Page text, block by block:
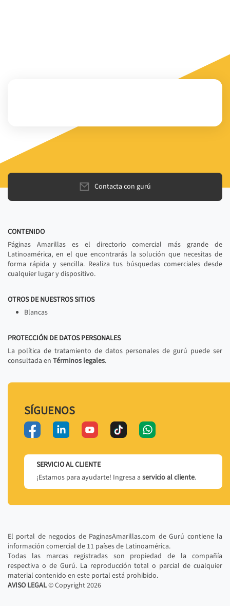
Contacta con gurú
CONTENIDO
Páginas Amarillas es el directorio comercial más grande de
Latinoamérica, en el que encontrarás la solución que necesitas de
forma rápida y sencilla. Realiza tus búsquedas comerciales desde
cualquier lugar y dispositivo.
OTROS DE NUESTROS SITIOS
Blancas
PROTECCIÓN DE DATOS PERSONALES
La política de tratamiento de datos personales de gurú puede ser
consultada en Términos legales.
SÍGUENOS
SERVICIO AL CLIENTE
¡Estamos para ayudarte! Ingresa a servicio al cliente.
El portal de negocios de PaginasAmarillas.com de Gurú contiene la
información comercial de 11 países de Latinoamérica.
Todas las marcas registradas son propiedad de la compañía
respectiva o de Gurú. La reproducción total o parcial de cualquier
material contenido en este portal está prohibido.
AVISO LEGAL© Copyright2026